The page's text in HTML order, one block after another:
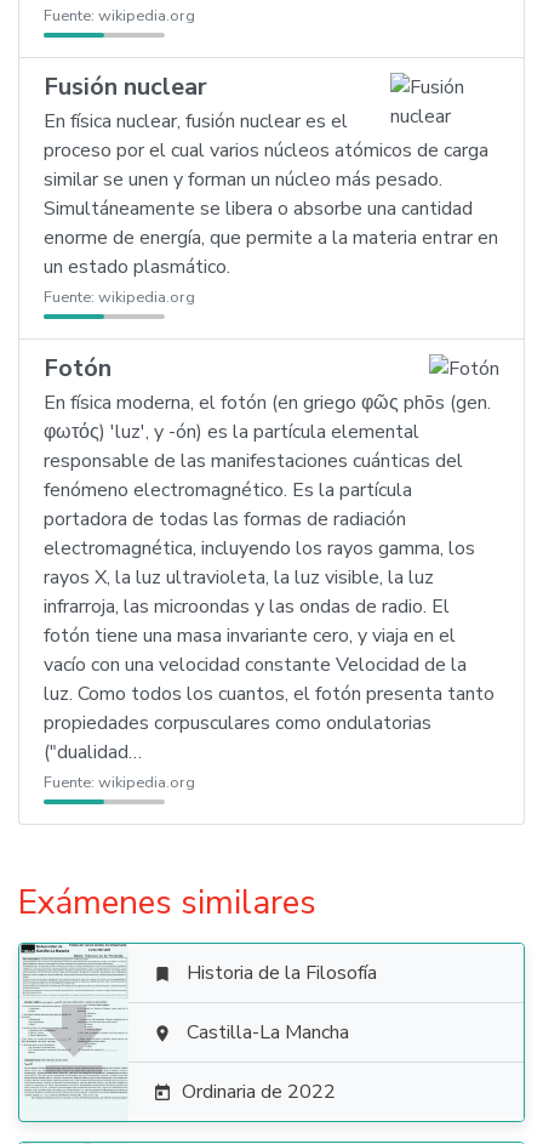
Fuente: wikipedia.org
Fusión nuclear
En física nuclear, fusión nuclear es el
proceso por el cual varios núcleos atómicos de carga
similar se unen y forman un núcleo más pesado.
Simultáneamente se libera o absorbe una cantidad
enorme de energía, que permite a la materia entrar en
un estado plasmático.
Fuente: wikipedia.org
Fotón
En física moderna, el fotón (en griego φῶς phōs (gen.
φωτός) 'luz', y -ón) es la partícula elemental
responsable de las manifestaciones cuánticas del
fenómeno electromagnético. Es la partícula
portadora de todas las formas de radiación
electromagnética, incluyendo los rayos gamma, los
rayos X, la luz ultravioleta, la luz visible, la luz
infrarroja, las microondas y las ondas de radio. El
fotón tiene una masa invariante cero, y viaja en el
vacío con una velocidad constante Velocidad de la
luz. Como todos los cuantos, el fotón presenta tanto
propiedades corpusculares como ondulatorias
("dualidad…
Fuente: wikipedia.org
Exámenes similares

 Historia de la Filosofía
 Castilla-La Mancha
 Ordinaria de 2022